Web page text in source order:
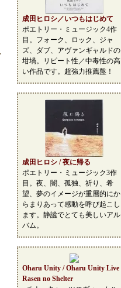
成田ヒロシ／いつもはじめて
ポエトリー・ミュージック4作
目。フォーク、ロック、ジャ
ズ、ダブ、アヴァンギャルドの
坩堝。リピート性／中毒性の高
い作品です。超強力推薦盤！
成田ヒロシ / 夜に帰る
ポエトリー・ミュージック3作
目。夜、闇、孤独、祈り、希
望、夢のイメージが重層的にか
らまりあって感動を呼び起こし
ます。静謐でとても美しいアル
バム。
Oharu Unity / Oharu Unity Live
Rasen no Shelter